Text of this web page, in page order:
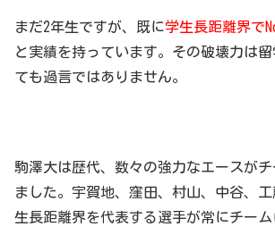
まだ2年生ですが、既に学生長距離界で
と実績を持っています。その破壊力は
ても過言ではありません。
駒澤大は歴代、数々の強力なエースが
ました。宇賀地、窪田、村山、中谷、
生長距離界を代表する選手が常にチーム